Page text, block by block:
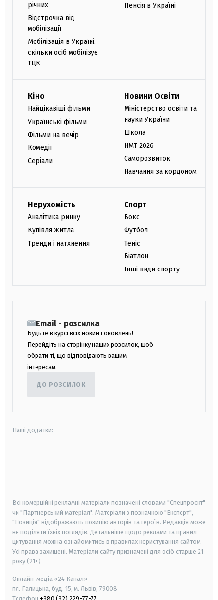
річних
Відстрочка від
мобілізації
Мобілізація в Україні:
скільки осіб мобілізує
ТЦК
Пенсія в Україні
Кіно
Найцікавіші фільми
Українські фільми
Фільми на вечір
Комедії
Серіали
Новини Освіти
Міністерство освіти та
науки України
Школа
НМТ 2026
Саморозвиток
Навчання за кордоном
Нерухомість
Аналітика ринку
Купівля житла
Тренди і натхнення
Спорт
Бокс
Футбол
Теніс
Біатлон
Інші види спорту
Email - розсилка
Будьте в курсі всіх новин і оновлень!
Перейдіть на сторінку наших розсилок, щоб
обрати ті, що відповідають вашим
інтересам.
ДО РОЗСИЛОК
Наші додатки:
Всі комерційні рекламні матеріали позначені словами "Спецпроєкт"
чи "Партнерський матеріал". Матеріали з позначкою "Експерт",
"Позиція" відображають позицію авторів та героїв. Редакція може
не поділяти їхніх поглядів. Детальніше щодо реклами та правил
цитування можна ознайомитись в правилах користування сайтом.
Усі права захищені. Матеріали сайту призначені для осіб старше 21
року (21+)
Онлайн-медіа «24 Канал»
пл. Галицька, буд. 15, м. Львів, 79008
Телефон +380 (32) 229-77-77